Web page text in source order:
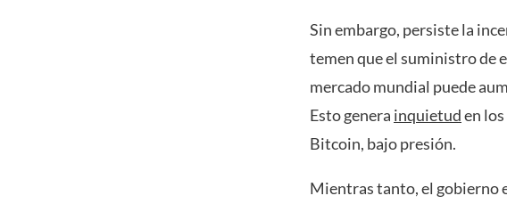
Sin embargo, persiste la
temen que el suministro de
mercado mundial puede
Esto genera inquietuden
Bitcoin, bajo presión.
Mientras tanto, el gobierno